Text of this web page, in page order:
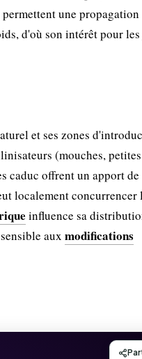
une propagation
d'où son intérêt pour
et ses zones
(mouches, petites
caduc offrent un apport
localement concurrencer
influence sa
aux modifications